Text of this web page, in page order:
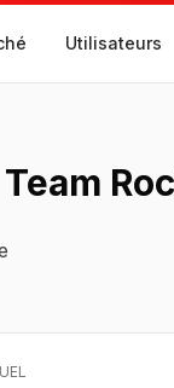
Utilisateurs